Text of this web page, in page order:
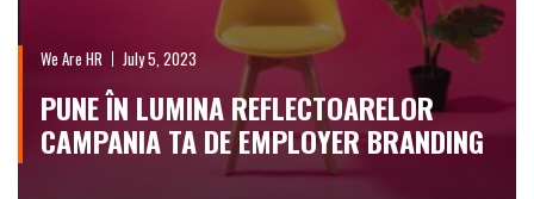
We Are HR July 5, 2023
PUNE ÎN LUMINA REFLECTOARELOR
CAMPANIA TA DE EMPLOYER BRANDING